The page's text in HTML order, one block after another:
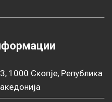
1000 Скопје, Република